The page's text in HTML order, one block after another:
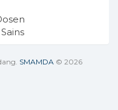
SMAMDA © 2026